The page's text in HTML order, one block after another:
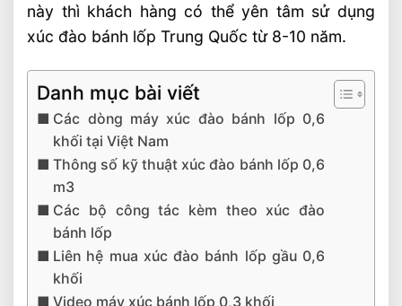
này thì khách hàng có thể yên tâm sử dụng
xúc đào bánh lốp Trung Quốc từ 8-10 năm.
Danh mục bài viết
Các dòng máy xúc đào bánh lốp 0,6
khối tại Việt Nam
Thông số kỹ thuật xúc đào bánh lốp 0,6
m3
Các bộ công tác kèm theo xúc đào
bánh lốp
Liên hệ mua xúc đào bánh lốp gầu 0,6
khối
Video máy xúc bánh lốp 0,3 khối